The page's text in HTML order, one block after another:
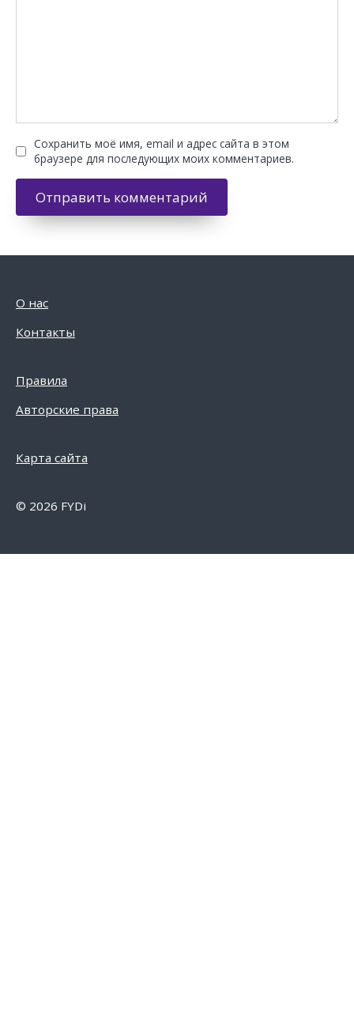
Сохранить моё имя, email и адрес сайта в этом
браузере для последующих моих комментариев.
О нас
Контакты
Правила
Авторские права
Карта сайта
© 2026 FYDi